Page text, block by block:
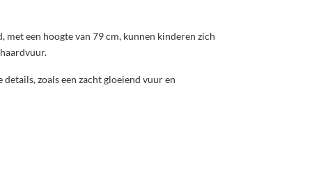
een hoogte van 79 cm, kunnen kinderen zich
zoals een zacht gloeiend vuur en